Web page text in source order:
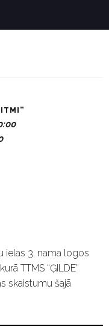
ielas 3. nama logos
TTMS “ĢILDE”
skaistumu šajā